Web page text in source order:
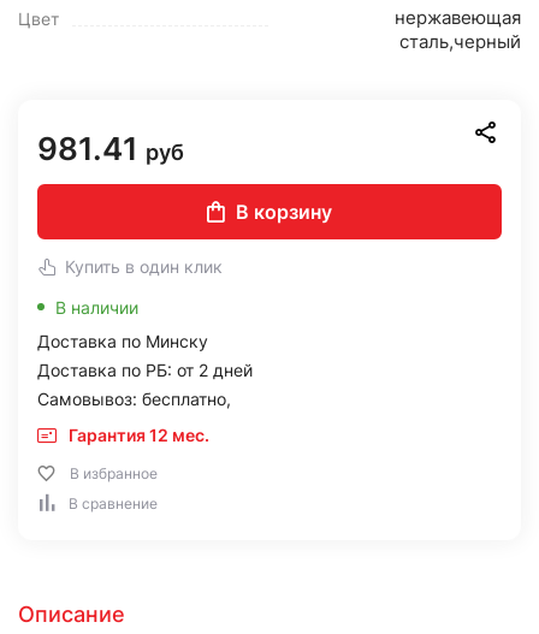
Цвет
нержавеющая
сталь,черный
981.41 руб
В корзину
Купить в один клик
В наличии
Доставка по Минску
Доставка по РБ: от 2 дней
Самовывоз: бесплатно,
Гарантия 12 мес.
В избранное
В сравнение
Описание